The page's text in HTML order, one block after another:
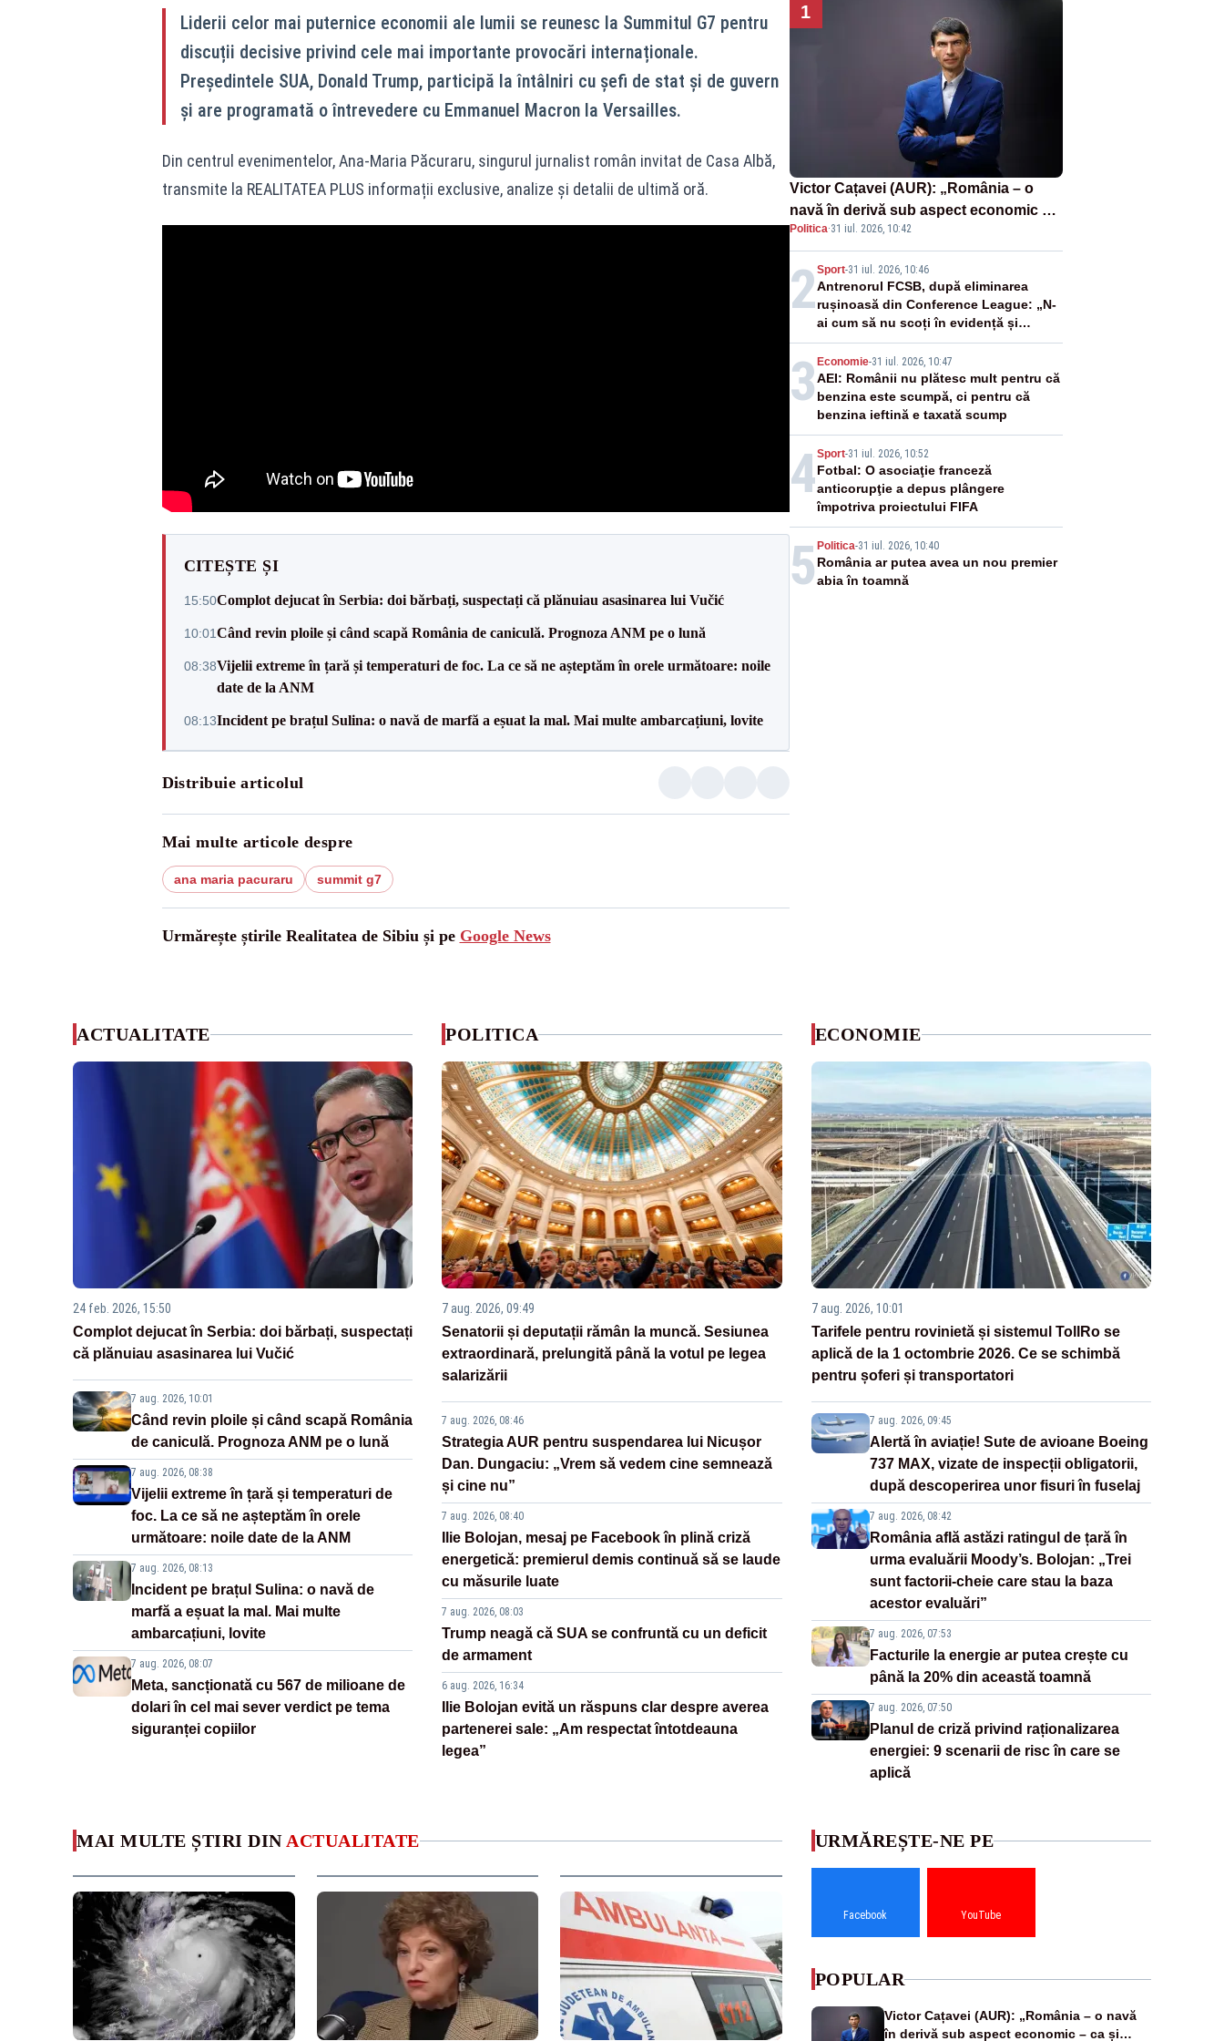
Liderii celor mai puternice economii ale lumii se reunesc la Summitul G7 pentru
discuții decisive privind cele mai importante provocări internaționale.
Președintele SUA, Donald Trump, participă la întâlniri cu șefi de stat și de guvern
și are programată o întrevedere cu Emmanuel Macron la Versailles.
Din centrul evenimentelor, Ana-Maria Păcuraru, singurul jurnalist român invitat de Casa Albă,
transmite la REALITATEA PLUS informații exclusive, analize și detalii de ultimă oră.
CITEȘTE ȘI
15:50Complot dejucat în Serbia: doi bărbați, suspectați că plănuiau asasinarea lui Vučić
10:01Când revin ploile și când scapă România de caniculă. Prognoza ANM pe o lună
08:38Vijelii extreme în țară și temperaturi de foc. La ce să ne așteptăm în orele următoare: noile
date de la ANM
08:13Incident pe brațul Sulina: o navă de marfă a eșuat la mal. Mai multe ambarcațiuni, lovite
Distribuie articolul
Mai multe articole despre
ana maria pacuraru summit g7
Urmărește știrile Realitatea de Sibiu și pe Google News
1
Victor Cațavei (AUR): „România – o
navă în derivă sub aspect economic –
ca și rezultat al guvernărilor din ultimii
36 de ani”
Politica·31 iul. 2026, 10:42
2Sport-31 iul. 2026, 10:46
Antrenorul FCSB, după eliminarea
rușinoasă din Conference League: „N-
ai cum să nu scoți în evidență și
lucrurile bune”
3 Economie-31 iul. 2026, 10:47
AEI: Românii nu plătesc mult pentru că
benzina este scumpă, ci pentru că
benzina ieftină e taxată scump
4Sport-31 iul. 2026, 10:52
Fotbal: O asociaţie franceză
anticorupţie a depus plângere
împotriva proiectului FIFA
5 Politica-31 iul. 2026, 10:40
România ar putea avea un nou premier
abia în toamnă
ACTUALITATE
24 feb. 2026, 15:50
Complot dejucat în Serbia: doi bărbați, suspectați
că plănuiau asasinarea lui Vučić
7 aug. 2026, 10:01
Când revin ploile și când scapă România
de caniculă. Prognoza ANM pe o lună
7 aug. 2026, 08:38
Vijelii extreme în țară și temperaturi de
foc. La ce să ne așteptăm în orele
următoare: noile date de la ANM
7 aug. 2026, 08:13
Incident pe brațul Sulina: o navă de
marfă a eșuat la mal. Mai multe
ambarcațiuni, lovite
7 aug. 2026, 08:07
Meta, sancționată cu 567 de milioane de
dolari în cel mai sever verdict pe tema
siguranței copiilor
POLITICA
7 aug. 2026, 09:49
Senatorii și deputații rămân la muncă. Sesiunea
extraordinară, prelungită până la votul pe legea
salarizării
7 aug. 2026, 08:46
Strategia AUR pentru suspendarea lui Nicușor
Dan. Dungaciu: „Vrem să vedem cine semnează
și cine nu”
7 aug. 2026, 08:40
Ilie Bolojan, mesaj pe Facebook în plină criză
energetică: premierul demis continuă să se laude
cu măsurile luate
7 aug. 2026, 08:03
Trump neagă că SUA se confruntă cu un deficit
de armament
6 aug. 2026, 16:34
Ilie Bolojan evită un răspuns clar despre averea
partenerei sale: „Am respectat întotdeauna
legea”
ECONOMIE
7 aug. 2026, 10:01
Tarifele pentru rovinietă și sistemul TollRo se
aplică de la 1 octombrie 2026. Ce se schimbă
pentru șoferi și transportatori
7 aug. 2026, 09:45
Alertă în aviație! Sute de avioane Boeing
737 MAX, vizate de inspecții obligatorii,
după descoperirea unor fisuri în fuselaj
7 aug. 2026, 08:42
România află astăzi ratingul de țară în
urma evaluării Moody’s. Bolojan: „Trei
sunt factorii-cheie care stau la baza
acestor evaluări”
7 aug. 2026, 07:53
Facturile la energie ar putea crește cu
până la 20% din această toamnă
7 aug. 2026, 07:50
Planul de criză privind raționalizarea
energiei: 9 scenarii de risc în care se
aplică
MAI MULTE ȘTIRI DIN ACTUALITATE URMĂREȘTE-NE PE
Facebook YouTube
POPULAR
Victor Cațavei (AUR): „România – o navă
în derivă sub aspect economic – ca și